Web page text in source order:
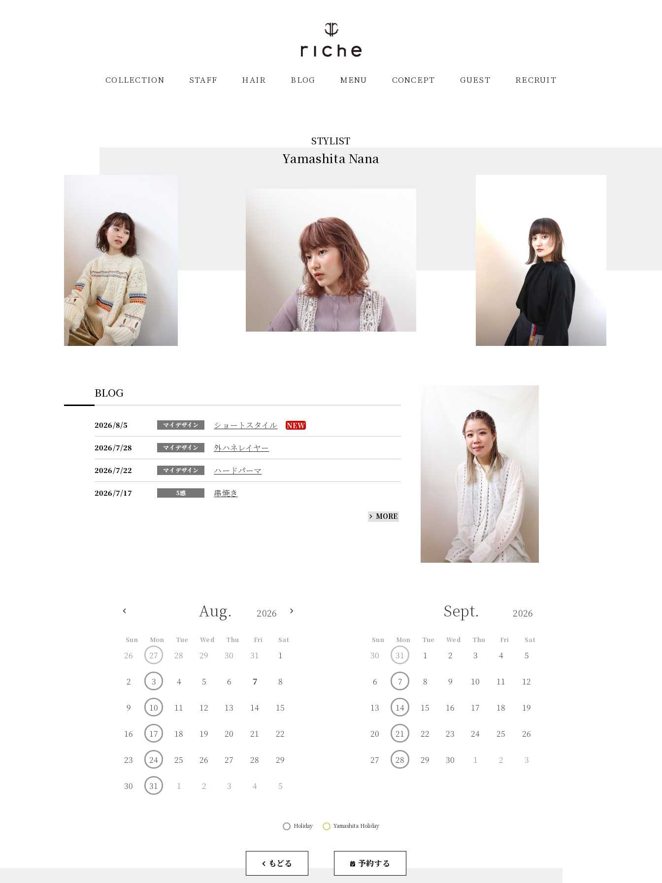
COLLECTION STAFF HAIR BLOG MENU CONCEPT GUEST RECRUIT
COLLECTION STAFF HAIR BLOG MENU CONCEPT GUEST RECRUIT
STYLIST
Yamashita Nana
BLOG
2026/8/5 マイデザイン ショートスタイル NEW
2026/7/28 マイデザイン 外ハネレイヤー
2026/7/22 マイデザイン ハードパーマ
2026/7/17 5感 串焼き
MORE
Aug. 2026
Sun Mon Tue Wed Thu Fri Sat
26 27 28 29 30 31 1
2 3 4 5 6 7 8
9 10 11 12 13 14 15
16 17 18 19 20 21 22
23 24 25 26 27 28 29
30 31 1 2 3 4 5
Sept. 2026
Sun Mon Tue Wed Thu Fri Sat
30 31 1 2 3 4 5
6 7 8 9 10 11 12
13 14 15 16 17 18 19
20 21 22 23 24 25 26
27 28 29 30 1 2 3
Holiday Yamashita Holiday
もどる 予約する